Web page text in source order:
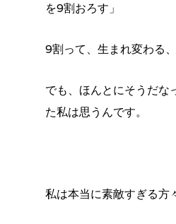
を9割おろす」
9割って、生まれ変わる、
でも、ほんとにそうだな
た私は思うんです。
私は本当に素敵すぎる方